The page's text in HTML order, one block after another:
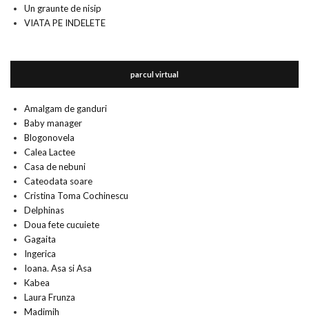
Un graunte de nisip
VIATA PE INDELETE
parcul virtual
Amalgam de ganduri
Baby manager
Blogonovela
Calea Lactee
Casa de nebuni
Cateodata soare
Cristina Toma Cochinescu
Delphinas
Doua fete cucuiete
Gagaita
Ingerica
Ioana. Asa si Asa
Kabea
Laura Frunza
Madimih